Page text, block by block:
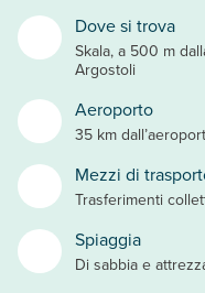
Dove si trova
Skala, a 500 m
Argostoli
Aeroporto
35 km
Mezzi di
Trasferimenti
Spiaggia
Di sabbia e